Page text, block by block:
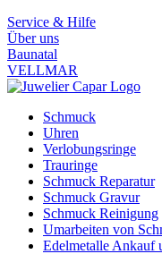
Service & Hilfe
Über uns
Baunatal
VELLMAR
Schmuck
Uhren
Verlobungsringe
Trauringe
Schmuck Reparatur
Schmuck Gravur
Schmuck Reinigung
Umarbeiten von
Edelmetalle Ankauf